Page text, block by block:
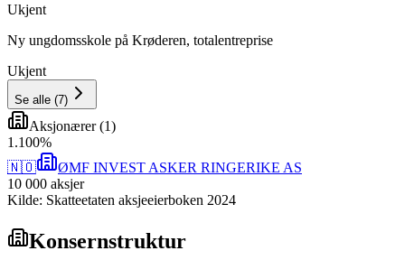
Ukjent
Ny ungdomsskole på Krøderen, totalentreprise
Ukjent
Se alle (7)
Aksjonærer(1)
1 .100%
🇳🇴
ØMF INVEST ASKER RINGERIKE AS
10 000 aksjer
Kilde: Skatteetaten aksjeeierboken 2024
Konsernstruktur